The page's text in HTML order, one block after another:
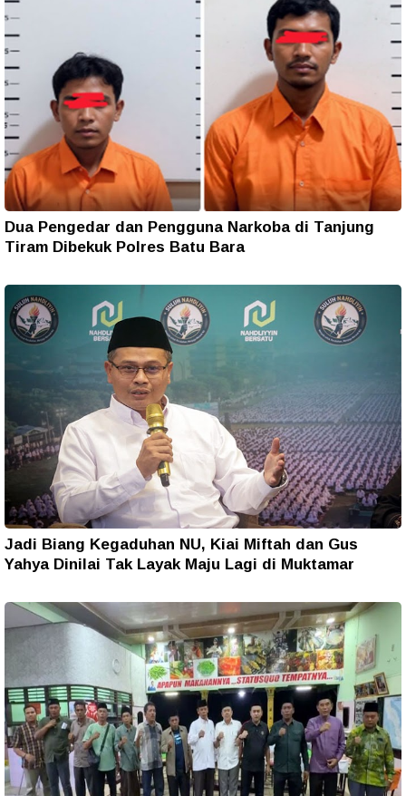
Dua Pengedar dan Pengguna Narkoba di Tanjung
Tiram Dibekuk Polres Batu Bara
Jadi Biang Kegaduhan NU, Kiai Miftah dan Gus
Yahya Dinilai Tak Layak Maju Lagi di Muktamar